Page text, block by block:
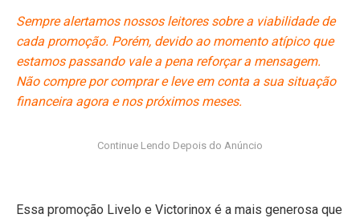
Sempre alertamos nossos leitores sobre a viabilidade de
cada promoção. Porém, devido ao momento atípico que
estamos passando vale a pena reforçar a mensagem.
Não compre por comprar e leve em conta a sua situação
financeira agora e nos próximos meses.
Essa promoção Livelo e Victorinox é a mais generosa que